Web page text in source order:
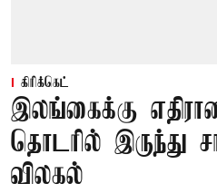
கிரிக்கெட்
இலங்கைக்கு
தொடரில் இருந்து
விலகல்